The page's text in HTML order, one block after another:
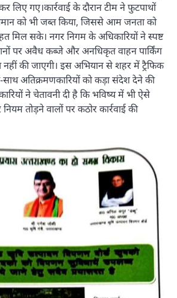
लिए गए।कार्रवाई के दौरान टीम ने फुटपाथों
को भी जब्त किया, जिससे आम जनता को
मिल सके। नगर निगम के अधिकारियों ने स्पष्ट
पर अवैध कब्जे और अनधिकृत वाहन पार्किंग
नहीं की जाएगी। इस अभियान से शहर में ट्रैफिक
अतिक्रमणकारियों को कड़ा संदेश देने की
ने चेतावनी दी है कि भविष्य में भी ऐसे
तोड़ने वालों पर कठोर कार्रवाई की